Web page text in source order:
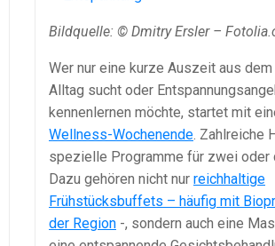
Bildquelle: © Dmitry Ersler –
Wer nur eine kurze Auszeit aus
Alltag sucht oder
kennenlernen möchte, startet mit
Wellness-Wochenende . Zahlreiche
spezielle Programme für zwei oder
Dazu gehören nicht nur reichhaltige
Frühstücksbuffets – häufig mit
der Region -, sondern auch eine